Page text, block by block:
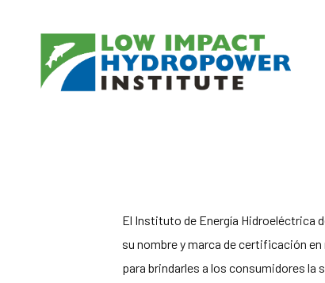
El Instituto de Energía Hidroeléctrica
su nombre y marca de certificación
para brindarles a los consumidores la